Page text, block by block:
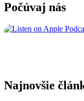
Počúvaj nás
Najnovšie